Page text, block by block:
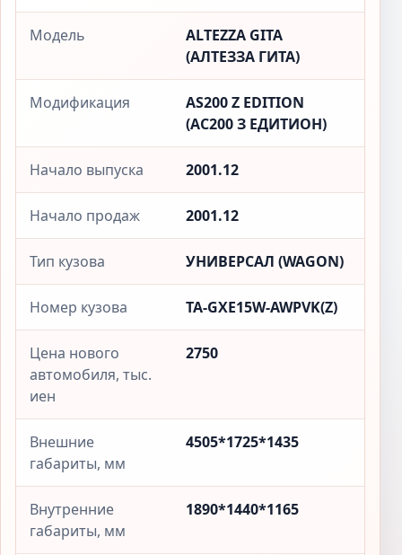
Модель
ALTEZZA GITA
(АЛТЕЗЗА ГИТА)
Модификация
AS200 Z EDITION
(АС200 З ЕДИТИОН)
Начало выпуска 2001.12
Начало продаж 2001.12
Тип кузова УНИВЕРСАЛ (WAGON)
Номер кузова TA-GXE15W-AWPVK(Z)
Цена нового
автомобиля, тыс.
иен
2750
Внешние
габариты, мм
4505*1725*1435
Внутренние
габариты, мм
1890*1440*1165